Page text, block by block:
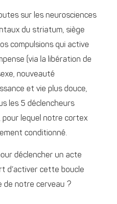
sur les neurosciences
du striatum, siège
compulsions qui active
(via la libération de
nouveauté
et vie plus douce,
les 5 déclencheurs
pour lequel notre cortex
conditionné.
déclencher un acte
d’activer cette boucle
de notre cerveau ?